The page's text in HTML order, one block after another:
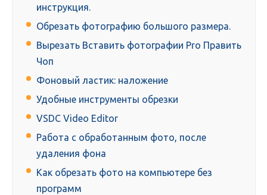
инструкция.
Обрезать фотографию большого размера.
Вырезать Вставить фотографии Pro Править
Чоп
Фоновый ластик: наложение
Удобные инструменты обрезки
VSDC Video Editor
Работа с обработанным фото, после
удаления фона
Как обрезать фото на компьютере без
программ